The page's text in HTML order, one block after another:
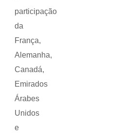
participação
da
França,
Alemanha,
Canadá,
Emirados
Árabes
Unidos
e